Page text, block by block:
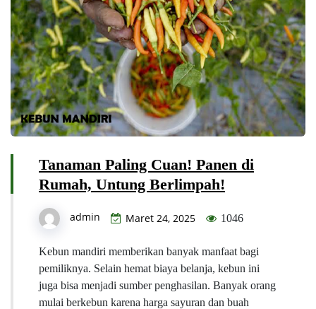
Tanaman Paling Cuan! Panen di
Rumah, Untung Berlimpah!
admin Maret 24, 2025 1046
Kebun mandiri memberikan banyak manfaat bagi
pemiliknya. Selain hemat biaya belanja, kebun ini
juga bisa menjadi sumber penghasilan. Banyak orang
mulai berkebun karena harga sayuran dan buah